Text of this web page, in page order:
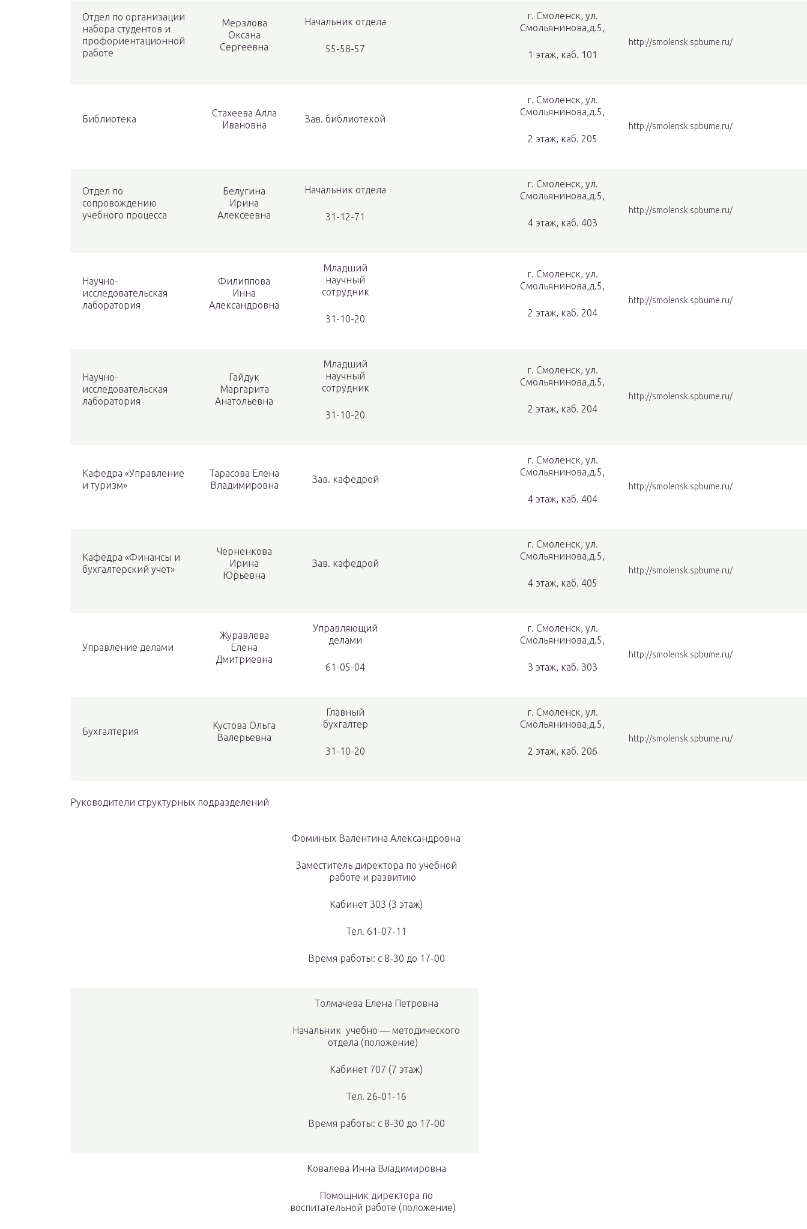
Отдел по организации
набора студентов и
профориентационной
работе
Мерзлова
Оксана
Сергеевна
Начальник отдела
55-58-57
г. Смоленск, ул.
Смольянинова,д.5,
1 этаж, каб. 101
http://smolensk.spbume.ru/
Библиотека
Стахеева Алла
Ивановна
Зав. библиотекой
г. Смоленск, ул.
Смольянинова,д.5,
2 этаж, каб. 205
http://smolensk.spbume.ru/
Отдел по
сопровождению
учебного процесса
Белугина
Ирина
Алексеевна
Начальник отдела
31-12-71
г. Смоленск, ул.
Смольянинова,д.5,
4 этаж, каб. 403
http://smolensk.spbume.ru/
Научно-
исследовательская
лаборатория
Филиппова
Инна
Александровна
Младший
научный
сотрудник
31-10-20
г. Смоленск, ул.
Смольянинова,д.5,
2 этаж, каб. 204
http://smolensk.spbume.ru/
Научно-
исследовательская
лаборатория
Гайдук
Маргарита
Анатольевна
Младший
научный
сотрудник
31-10-20
г. Смоленск, ул.
Смольянинова,д.5,
2 этаж, каб. 204
http://smolensk.spbume.ru/
Кафедра «Управление
и туризм»
Тарасова Елена
Владимировна​
Зав. кафедрой
г. Смоленск, ул.
Смольянинова,д.5,
4 этаж, каб. 404
http://smolensk.spbume.ru/
Кафедра «Финансы и
бухгалтерский учет»
Черненкова
Ирина
Юрьевна
Зав. кафедрой
г. Смоленск, ул.
Смольянинова,д.5,
4 этаж, каб. 405
http://smolensk.spbume.ru/
Управление делами
Журавлева
Елена
Дмитриевна
Управляющий
делами
61-05-04
г. Смоленск, ул.
Смольянинова,д.5,
3 этаж, каб. 303
http://smolensk.spbume.ru/
Бухгалтерия
Кустова Ольга
Валерьевна
Главный
бухгалтер
31-10-20
г. Смоленск, ул.
Смольянинова,д.5,
2 этаж, каб. 206
http://smolensk.spbume.ru/
Руководители структурных подразделений
Фоминых Валентина Александровна
Заместитель директора по учебной
работе и развитию
Кабинет 303 (3 этаж)
Тел. 61-07-11
Время работы: с 8-30 до 17-00
Толмачева Елена Петровна
Начальник учебно — методического
отдела (положение)
Кабинет 707 (7 этаж)
Тел. 26-01-16
Время работы: с 8-30 до 17-00
Ковалева Инна Владимировна
Помощник директора по
воспитательной работе (положение)